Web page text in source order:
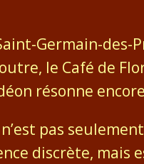
Germain-des-
le Café de
résonne
pas
discrète, mais